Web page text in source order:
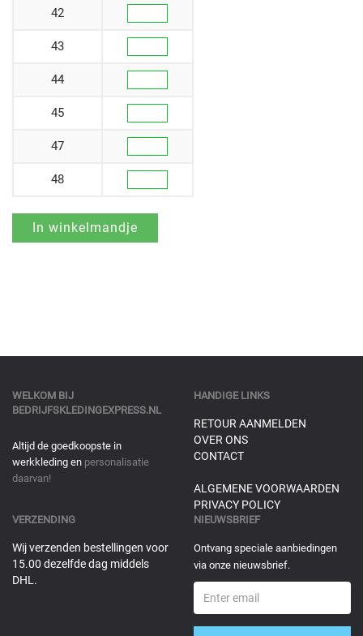
42
43
44
45
47
48
WELKOM BIJ
BEDRIJFSKLEDINGEXPRESS.NL
Altijd de goedkoopste in
werkkleding en personalisatie
daarvan!
HANDIGE LINKS
RETOUR AANMELDEN
OVER ONS
CONTACT
ALGEMENE VOORWAARDEN
PRIVACY POLICY
VERZENDING
Wij verzenden bestellingen voor
15.00 dezelfde dag middels
DHL.
NIEUWSBRIEF
Ontvang speciale aanbiedingen
via onze nieuwsbrief.